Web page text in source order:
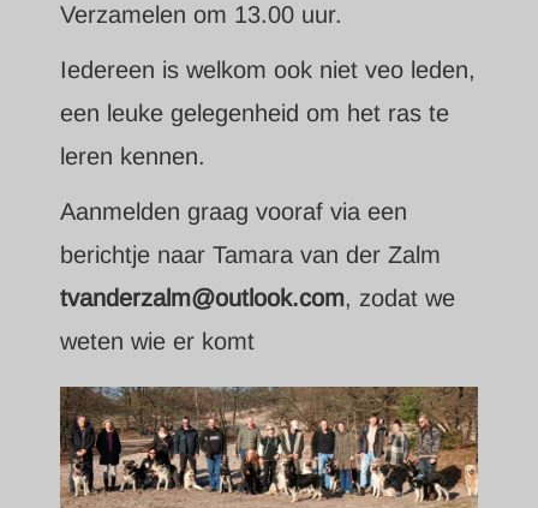
Verzamelen om 13.00 uur.
Iedereen is welkom ook niet veo leden,
een leuke gelegenheid om het ras te
leren kennen.
Aanmelden graag vooraf via een
berichtje naar Tamara van der Zalm
tvanderzalm@outlook.com, zodat we
weten wie er komt